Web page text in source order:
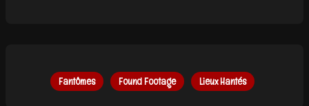
Fantômes Found Footage Lieux Hantés